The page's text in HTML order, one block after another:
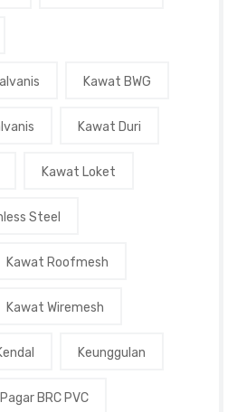
Kawat BWG
Kawat Duri
Kawat Loket
Steel
Kawat Roofmesh
Kawat Wiremesh
Keunggulan
Pagar BRC PVC